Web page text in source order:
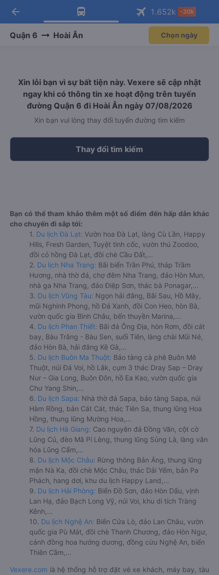
Tải app Vexere ngay!
Nhận ưu đãi thành viên độc
Mở app
Tải app Vexere
-30k/ghế khi đặt vé máy bay qua
Mở app
arrow_back 1.652k -30k
Quận 6 Hoài Ân Chọn ngày
Xin lỗi bạn vì sự bất tiện này. Vexere sẽ cập nhật
ngay khi có thông tin xe hoạt động trên tuyến
đường Quận 6 đi Hoài Ân ngày 07/08/2026
Xin bạn vui lòng thay đổi tuyến đường tìm kiếm
Thay đổi tìm kiếm
Bạn có thể tham khảo thêm một số điểm đến hấp dẫn khác
cho chuyến đi sắp tới:
1. Du lịch Đà Lạt: Vườn hoa Đà Lạt, làng Cù Lần, Happy
Hills, Fresh Garden, Tuyệt tình cốc, vườn thú Zoodoo,
đồi cỏ hồng Đà Lạt, đồi chè Cầu Đất,...
2. Du lịch Nha Trang: Bãi biển Trần Phú, tháp Trầm
Hương, nhà thờ đá, chợ đêm Nha Trang, đảo Hòn Mun,
nhà ga Nha Trang, đảo Điệp Sơn, thác bà Ponagar,...
3. Du lịch Vũng Tàu: Ngọn hải đăng, Bãi Sau, Hồ Mây,
mũi Nghinh Phong, hồ Đá Xanh, đồi Con Heo, hòn Bà,
vườn quốc gia Bình Châu, bến thuyền Marina,...
4. Du lịch Phan Thiết: Bãi đá Ông Địa, hòn Rơm, đồi cát
bay, Bàu Trắng - Bàu Sen, suối Tiên, làng chài Mũi Né,
đảo Hòn Bà, hải đăng Kê Gà,...
5. Du lịch Buôn Ma Thuột: Bảo tàng cà phê Buôn Mê
Thuột, núi Đá Voi, hồ Lắk, cụm 3 thác Dray Sap – Dray
Nur – Gia Long, Buôn Đôn, hồ Ea Kao, vườn quốc gia
Chư Yang Shin,...
6. Du lịch Sapa: Nhà thờ đá Sapa, bảo tàng Sapa, núi
Hàm Rồng, bản Cát Cát, thác Tiên Sa, thung lũng Hoa
Hồng, thung lũng Mường Hoa,...
7. Du lịch Hà Giang: Cao nguyên đá Đồng Văn, cột cờ
Lũng Cú, đèo Mã Pí Lèng, thung lũng Sủng Là, làng văn
hóa Lũng Cẩm,...
8. Du lịch Mộc Châu: Rừng thông Bản Áng, thung lũng
mận Nà Ka, đồi chè Mộc Châu, thác Dải Yếm, bản Pa
Phách, hang dơi, khu du lịch Happy Land,...
9. Du lịch Hải Phòng: Biển Đồ Sơn, đảo Hòn Dấu, vịnh
Lan Hạ, đảo Bạch Long Vỹ, núi Voi, khu di tích Tràng
Kênh,...
10. Du lịch Nghệ An: Biển Cửa Lò, đảo Lan Châu, vườn
quốc gia Pù Mát, đồi chè Thanh Chương, đảo Hòn Ngư,
cánh đồng hoa hướng dương, đồng cừu Nghệ An, biển
Thiên Cầm,...
Vexere.com là hệ thống hỗ trợ đặt vé xe khách, máy bay, tàu